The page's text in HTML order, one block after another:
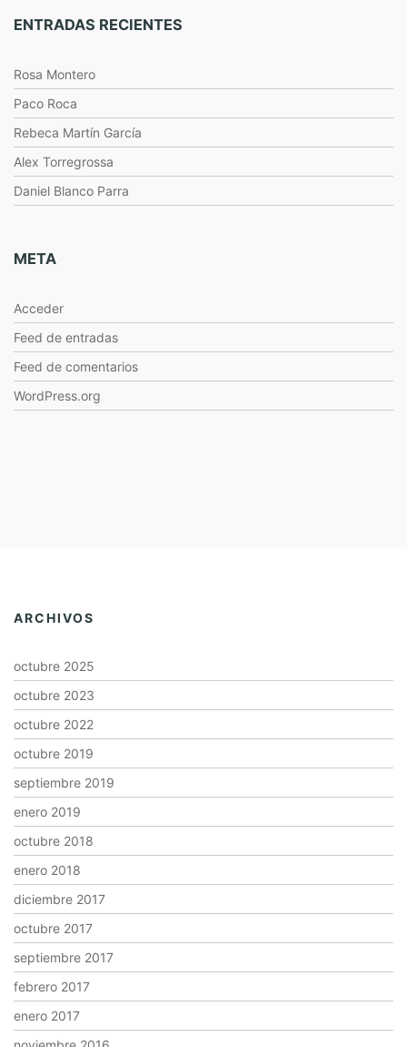
ENTRADAS RECIENTES
Rosa Montero
Paco Roca
Rebeca Martín García
Alex Torregrossa
Daniel Blanco Parra
META
Acceder
Feed de entradas
Feed de comentarios
WordPress.org
ARCHIVOS
octubre 2025
octubre 2023
octubre 2022
octubre 2019
septiembre 2019
enero 2019
octubre 2018
enero 2018
diciembre 2017
octubre 2017
septiembre 2017
febrero 2017
enero 2017